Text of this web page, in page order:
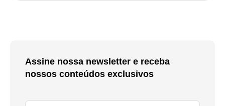
Assine nossa newsletter e receba
nossos conteúdos exclusivos